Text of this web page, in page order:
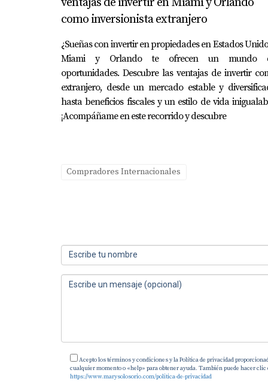
como inversionista extranjero
¿Sueñas con invertir en propiedades en Estados
Miami y Orlando te ofrecen un mundo
oportunidades. Descubre las ventajas de invertir
extranjero, desde un mercado estable y
hasta beneficios fiscales y un estilo de vida
¡Acompáñame en este recorrido y descubre
Compradores Internacionales
Acepto los términos y condiciones y la Política de privacidad
cualquier momento o «help» para obtener ayuda. También puede hacer
https://www.marysolosorio.com/politica-de-privacidad